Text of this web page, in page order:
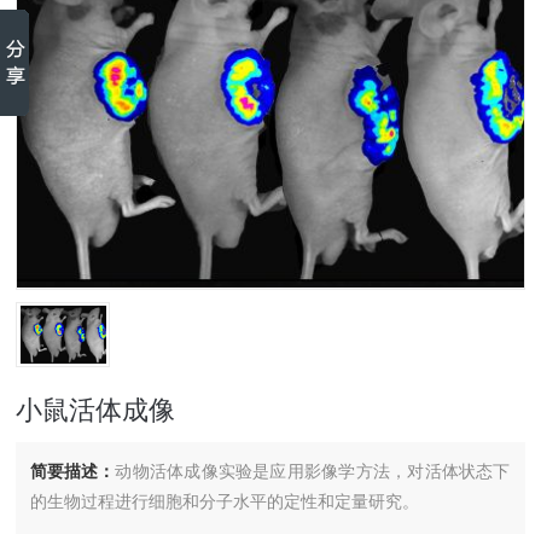
小鼠活体成像
简要描述：动物活体成像实验是应用影像学方法，对活体状态下
的生物过程进行细胞和分子水平的定性和定量研究。